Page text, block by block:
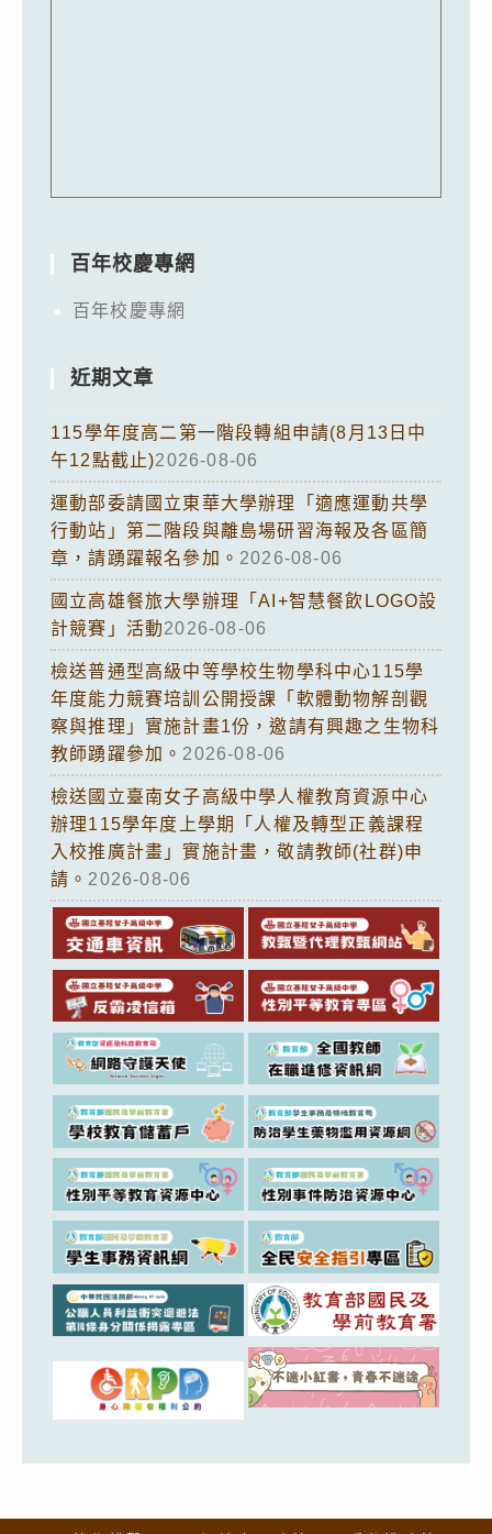
百年校慶專網
百年校慶專網
近期文章
115學年度高二第一階段轉組申請(8月13日中
午12點截止)2026-08-06
運動部委請國立東華大學辦理「適應運動共學
行動站」第二階段與離島場研習海報及各區簡
章，請踴躍報名參加。 2026-08-06
國立高雄餐旅大學辦理「AI+智慧餐飲LOGO設
計競賽」活動2026-08-06
檢送普通型高級中等學校生物學科中心115學
年度能力競賽培訓公開授課「軟體動物解剖觀
察與推理」實施計畫1份，邀請有興趣之生物科
教師踴躍參加。 2026-08-06
檢送國立臺南女子高級中學人權教育資源中心
辦理115學年度上學期「人權及轉型正義課程
入校推廣計畫」實施計畫，敬請教師(社群)申
請。 2026-08-06